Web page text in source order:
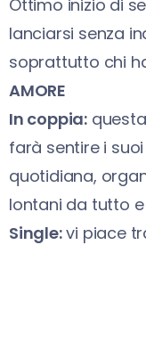
Ottimo inizio di
lanciarsi senza
soprattutto chi
AMORE
In coppia:
farà sentire i
quotidiana,
lontani da tutto
Single:vi piace